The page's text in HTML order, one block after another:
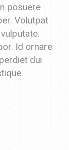
posuere
Volutpat
Id ornare
dui